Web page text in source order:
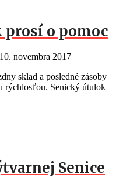
o pomoc
10. novembra 2017
sklad a posledné zásoby
rýchlosťou. Senický útulok
Senice